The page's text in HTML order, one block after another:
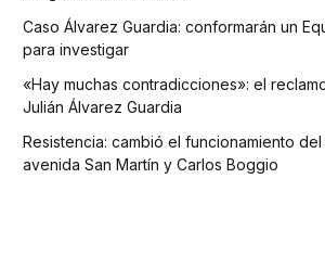
Caso Álvarez Guardia: conformarán un
para investigar
«Hay muchas contradicciones»: el
Julián Álvarez Guardia
Resistencia: cambió el funcionamiento
avenida San Martín y Carlos Boggio